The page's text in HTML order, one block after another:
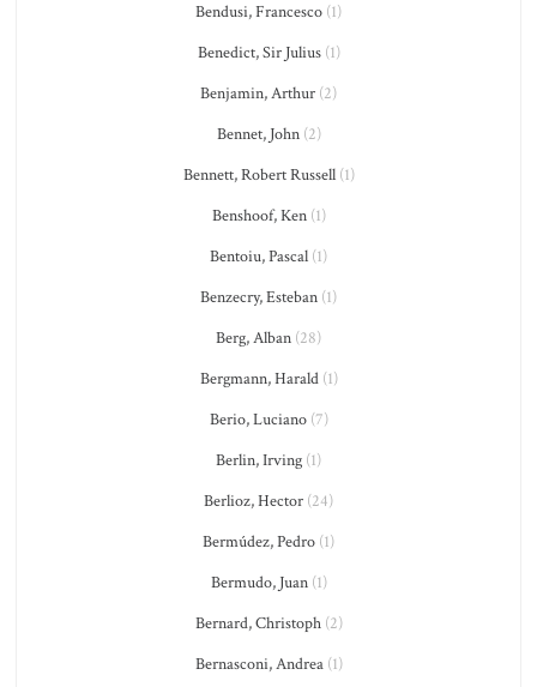
Bendusi, Francesco (1)
Benedict, Sir Julius(1)
Benjamin, Arthur (2)
Bennet, John(2)
Bennett, Robert Russell(1)
Benshoof, Ken(1)
Bentoiu, Pascal (1)
Benzecry, Esteban (1)
Berg, Alban (28)
Bergmann, Harald(1)
Berio, Luciano(7)
Berlin, Irving (1)
Berlioz, Hector (24)
Bermúdez, Pedro (1)
Bermudo, Juan(1)
Bernard, Christoph(2)
Bernasconi, Andrea(1)